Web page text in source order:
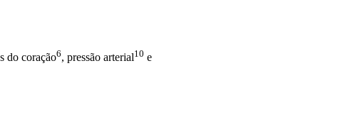
do coração6, pressão arterial10 e